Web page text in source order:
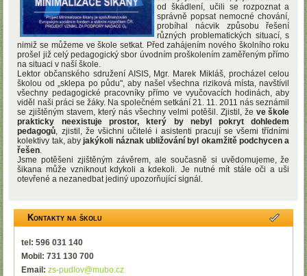
od škádlení, učili se rozpoznat a
správně popsat nemocné chování,
probíhal nácvik způsobu řešení
různých problematických situací, s
nimiž se můžeme ve škole setkat. Před zahájením nového školního roku
prošel již celý pedagogický sbor úvodním proškolením zaměřeným přímo
na situaci v naší škole.
Lektor občanského sdružení AISIS, Mgr. Marek Mikláš, procházel celou
školou od „sklepa po půdu", aby našel všechna riziková místa, navštívil
všechny pedagogické pracovníky přímo ve vyučovacích hodinách, aby
viděl naši práci se žáky. Na společném setkání 21. 11. 2011 nás seznámil
se zjištěným stavem, který nás všechny velmi potěšil. Zjistil, že ve škole
prakticky neexistuje prostor, který by nebyl
pokryt dohledem
pedagogů, zjistil, že všichni učitelé i asistenti pracují se všemi třídními
kolektivy tak, abyjakýkoli náznak ubližování byl okamžitě podchycen a
řešen.
Jsme potěšeni zjištěným závěrem, ale současně si uvědomujeme, že
šikana může vzniknout kdykoli a kdekoli. Je nutné mít stále oči a uši
otevřené a nezanedbat jediný upozorňující signál.
Kontakty na školu
tel: 596 031 140
Mobil: 731 130 700
Email:zs-pudlov@mubo.cz